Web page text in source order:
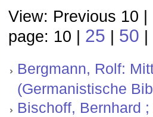
View: Previous 10 |
page: 10 | 25 | 50 |
Bergmann, Rolf:
(Germanistische
Bischoff, Bernhard